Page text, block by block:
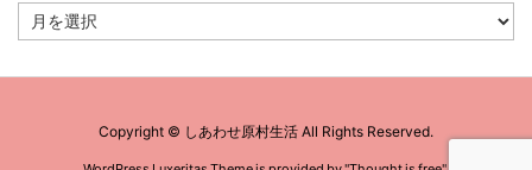
Archives
Copyright © しあわせ原村生活 All Rights Reserved.